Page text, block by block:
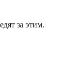
за этим.